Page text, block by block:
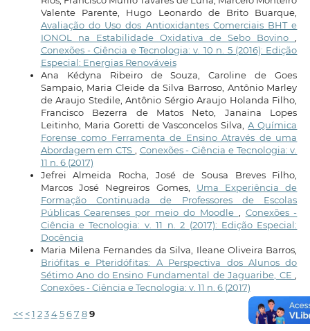
Valente Parente, Hugo Leonardo de Brito Buarque,
Avaliação do Uso dos Antioxidantes Comerciais BHT e
IONOL na Estabilidade Oxidativa de Sebo Bovino
Conexões - Ciência e Tecnologia: v. 10 n. 5 (2016): Edição
Especial: Energias Renováveis
Ana Kédyna Ribeiro de Souza, Caroline de Goes
Sampaio, Maria Cleide da Silva Barroso, Antônio Marley
de Araujo Stedile, Antônio Sérgio Araujo Holanda Filho,
Francisco Bezerra de Matos Neto, Janaina Lopes
Leitinho, Maria Goretti de Vasconcelos Silva,A Química
Forense como Ferramenta de Ensino Através de uma
Abordagem em CTS
Conexões - Ciência e Tecnologia: v.
11 n. 6 (2017)
Jefrei Almeida Rocha, José de Sousa Breves Filho,
Marcos José Negreiros Gomes, Uma Experiência de
Formação Continuada de Professores de Escolas
Públicas Cearenses por meio do Moodle
Conexões -
Ciência e Tecnologia: v. 11 n. 2 (2017): Edição Especial:
Docência
Maria Milena Fernandes da Silva, Ileane Oliveira Barros,
Briófitas e Pteridófitas: A Perspectiva dos Alunos do
Sétimo Ano do Ensino Fundamental de Jaguaribe, CE
Conexões - Ciência e Tecnologia: v. 11 n. 6 (2017)
<< < 1 2 3 4 5 6 7 8 9